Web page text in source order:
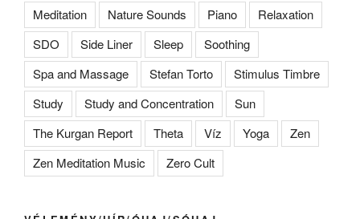
Meditation Nature Sounds Piano
Relaxation
SDO
Side Liner Sleep
Soothing
Spa and Massage
Stefan Torto
Stimulus Timbre
Study
Study and Concentration
Sun
The Kurgan Report
Theta Víz Yoga
Zen
Zen Meditation Music
Zero Cult